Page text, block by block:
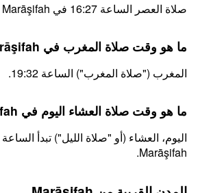
صلاة العصر الساعة 16:27 في Marāşifah اليوم.
ما هو وقت صلاة المغرب في Marāşifah اليوم؟
المغرب ("صلاة المغرب") الساعة 19:32.
ما هو وقت صلاة العشاء اليوم في Marāşifah؟
Marāşifah.